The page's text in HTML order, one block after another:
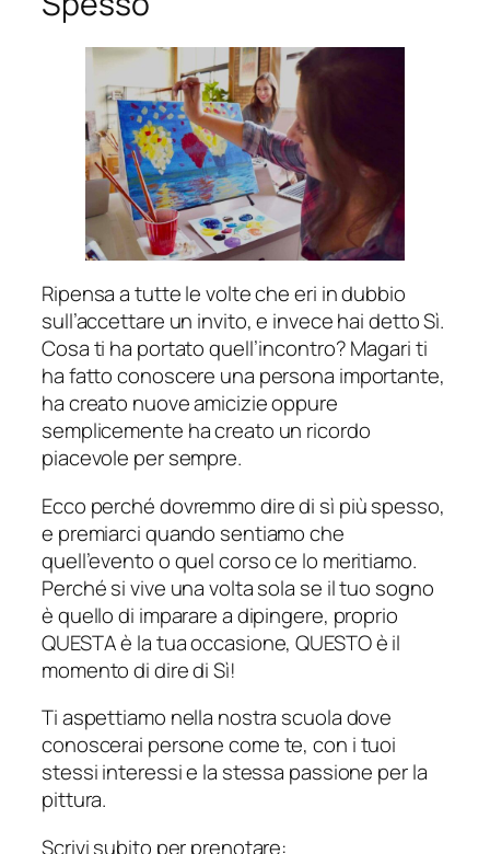
Ripensa a tutte le volte che eri in dubbio
sull’accettare un invito, e invece hai detto Sì.
Cosa ti ha portato quell’incontro? Magari ti
ha fatto conoscere una persona importante,
ha creato nuove amicizie oppure
semplicemente ha creato un ricordo
piacevole per sempre.
Ecco perché dovremmo dire di sì più spesso,
e premiarci quando sentiamo che
quell’evento o quel corso ce lo meritiamo.
Perché si vive una volta sola se il tuo sogno
è quello di imparare a dipingere, proprio
QUESTA è la tua occasione, QUESTO è il
momento di dire di Sì!
Ti aspettiamo nella nostra scuola dove
conoscerai persone come te, con i tuoi
stessi interessi e la stessa passione per la
pittura.
Scrivi subito per prenotare: